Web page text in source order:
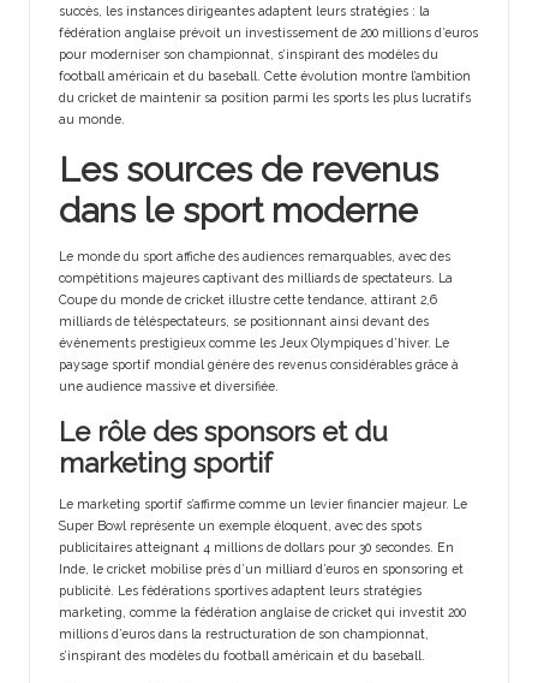
succès, les instances dirigeantes adaptent leurs stratégies : la
fédération anglaise prévoit un investissement de 200 millions d’euros
pour moderniser son championnat, s’inspirant des modèles du
football américain et du baseball. Cette évolution montre l’ambition
du cricket de maintenir sa position parmi les sports les plus lucratifs
au monde.
Les sources de revenus
dans le sport moderne
Le monde du sport affiche des audiences remarquables, avec des
compétitions majeures captivant des milliards de spectateurs. La
Coupe du monde de cricket illustre cette tendance, attirant 2,6
milliards de téléspectateurs, se positionnant ainsi devant des
événements prestigieux comme les Jeux Olympiques d’hiver. Le
paysage sportif mondial génère des revenus considérables grâce à
une audience massive et diversifiée.
Le rôle des sponsors et du
marketing sportif
Le marketing sportif s’affirme comme un levier financier majeur. Le
Super Bowl représente un exemple éloquent, avec des spots
publicitaires atteignant 4 millions de dollars pour 30 secondes. En
Inde, le cricket mobilise près d’un milliard d’euros en sponsoring et
publicité. Les fédérations sportives adaptent leurs stratégies
marketing, comme la fédération anglaise de cricket qui investit 200
millions d’euros dans la restructuration de son championnat,
s’inspirant des modèles du football américain et du baseball.